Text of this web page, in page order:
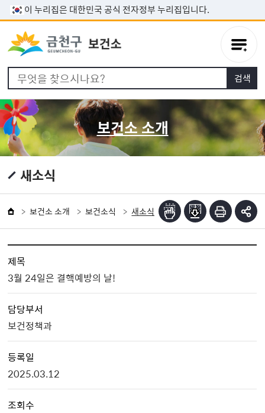
본문 바로가기
이 누리집은 대한민국 공식 전자정부 누리집입니다.
보건소 소개
새소식
보건소 소개 보건소식 새소식
제목
3월 24일은 결핵예방의 날!
담당부서
보건정책과
등록일
2025.03.12
조회수